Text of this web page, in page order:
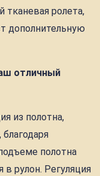
тканевая ролета,
дополнительную
отличный
из полотна,
полотна
в рулон. Регуляция